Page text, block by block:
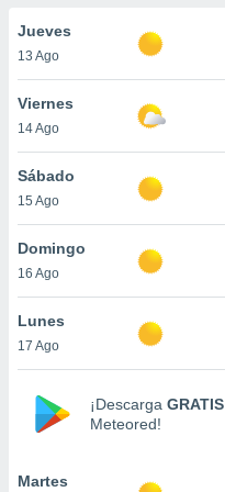
en
y
disponible
cookies
de
Jueves
13 Ago
Viernes
14 Ago
Sábado
15 Ago
Domingo
16 Ago
Lunes
17 Ago
¡Descarga GRATIS
Meteored!
Martes